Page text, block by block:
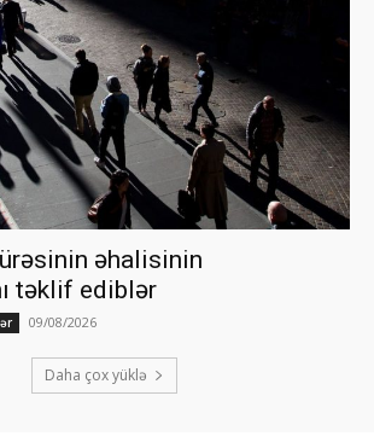
əhalisinin
təklif ediblər
09/08/2026
Daha çox yüklə